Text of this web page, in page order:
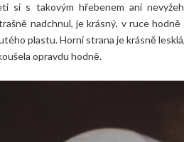
si s takovým hřebenem ani
nadchnul, je krásný, v ruce
plastu. Horní strana je krásně
opravdu hodně.